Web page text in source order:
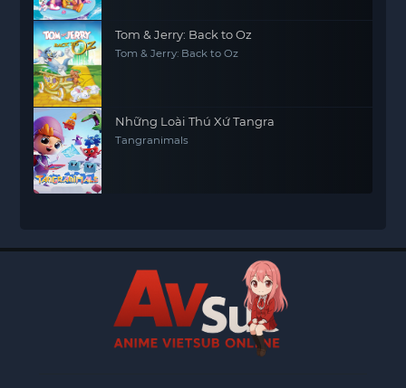
Tom & Jerry: Back to Oz
Tom & Jerry: Back to Oz
Những Loài Thú Xứ Tangra
Tangranimals